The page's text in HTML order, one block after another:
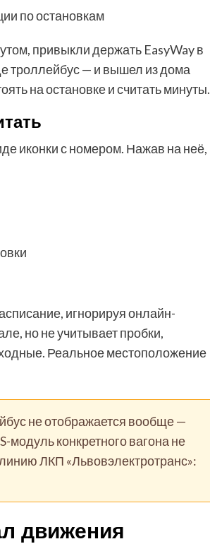
по остановкам
привыкли держать EasyWay в
троллейбус — и вышел из дома
на остановке и считать минуты.
иконки с номером. Нажав на неё,
игнорируя онлайн-
но не учитывает пробки,
Реальное местоположение
не отображается вообще —
модуль конкретного вагона не
ЛКП «Львовэлектротранс»:
движения